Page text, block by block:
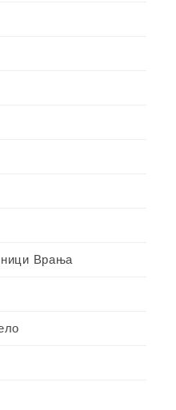
Врања